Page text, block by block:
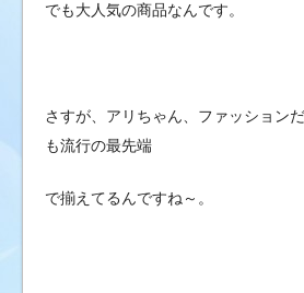
でも大人気の商品なんです。
さすが、アリちゃん、ファッション
も流行の最先端
で揃えてるんですね～。